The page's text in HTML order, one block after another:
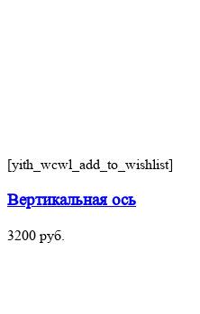
[yith_wcwl_add_to_wishlist]
Вертикальная ось
3200 руб.